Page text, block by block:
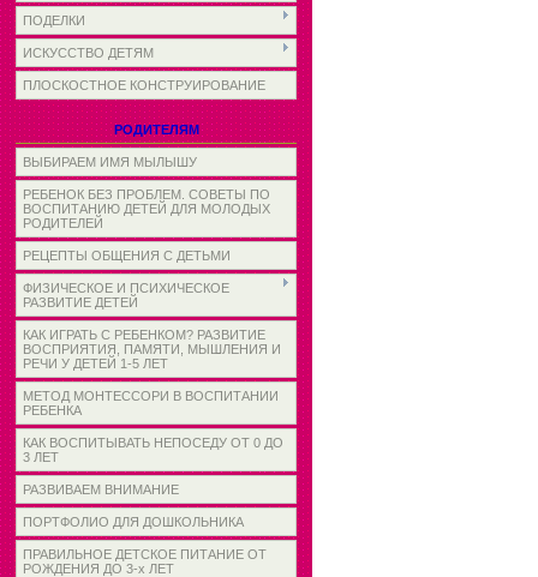
ПОДЕЛКИ
ИСКУССТВО ДЕТЯМ
ПЛОСКОСТНОЕ КОНСТРУИРОВАНИЕ
РОДИТЕЛЯМ
ВЫБИРАЕМ ИМЯ МЫЛЫШУ
РЕБЕНОК БЕЗ ПРОБЛЕМ. СОВЕТЫ ПО
ВОСПИТАНИЮ ДЕТЕЙ ДЛЯ МОЛОДЫХ
РОДИТЕЛЕЙ
РЕЦЕПТЫ ОБЩЕНИЯ С ДЕТЬМИ
ФИЗИЧЕСКОЕ И ПСИХИЧЕСКОЕ
РАЗВИТИЕ ДЕТЕЙ
КАК ИГРАТЬ С РЕБЕНКОМ? РАЗВИТИЕ
ВОСПРИЯТИЯ, ПАМЯТИ, МЫШЛЕНИЯ И
РЕЧИ У ДЕТЕЙ 1-5 ЛЕТ
МЕТОД МОНТЕССОРИ В ВОСПИТАНИИ
РЕБЕНКА
КАК ВОСПИТЫВАТЬ НЕПОСЕДУ ОТ 0 ДО
3 ЛЕТ
РАЗВИВАЕМ ВНИМАНИЕ
ПОРТФОЛИО ДЛЯ ДОШКОЛЬНИКА
ПРАВИЛЬНОЕ ДЕТСКОЕ ПИТАНИЕ ОТ
РОЖДЕНИЯ ДО 3-х ЛЕТ